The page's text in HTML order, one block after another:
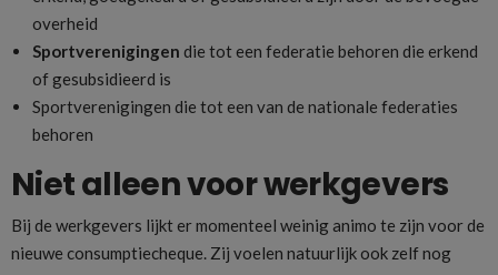
overheid
Sportverenigingen die tot een federatie behoren die erkend
of gesubsidieerd is
Sportverenigingen die tot een van de nationale federaties
behoren
Niet alleen voor werkgevers
Bij de werkgevers lijkt er momenteel weinig animo te zijn voor de
nieuwe consumptiecheque. Zij voelen natuurlijk ook zelf nog